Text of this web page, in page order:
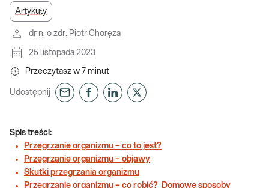
Artykuły
dr n. o zdr. Piotr Choręza
25 listopada 2023
Przeczytasz w 7 minut
Udostępnij
Spis treści:
Przegrzanie organizmu – co to jest?
Przegrzanie organizmu – objawy
Skutki przegrzania organizmu
Przegrzanie organizmu – co robić? Domowe sposoby